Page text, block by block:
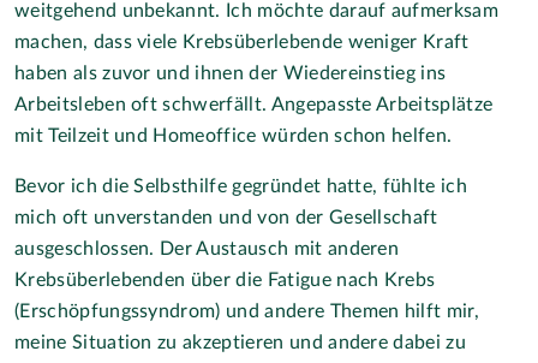
weitgehend unbekannt. Ich möchte darauf aufmerksam
machen, dass viele Krebsüberlebende weniger Kraft
haben als zuvor und ihnen der Wiedereinstieg ins
Arbeitsleben oft schwerfällt. Angepasste Arbeitsplätze
mit Teilzeit und Homeoffice würden schon helfen.
Bevor ich die Selbsthilfe gegründet hatte, fühlte ich
mich oft unverstanden und von der Gesellschaft
ausgeschlossen. Der Austausch mit anderen
Krebsüberlebenden über die Fatigue nach Krebs
(Erschöpfungssyndrom) und andere Themen hilft mir,
meine Situation zu akzeptieren und andere dabei zu